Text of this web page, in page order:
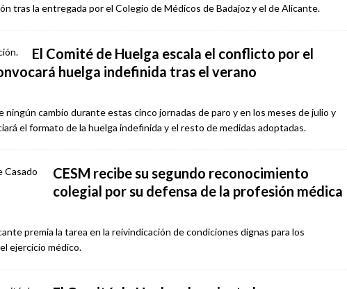
tras la entregada por el Colegio de Médicos de Badajoz y el de Alicante.
El Comité de Huelga escala el conflicto por el
huelga indefinida tras el verano
ningún cambio durante estas cinco jornadas de paro y en los meses de julio y
el formato de la huelga indefinida y el resto de medidas adoptadas.
CESM recibe su segundo reconocimiento
colegial por su defensa de la profesión médica
premia la tarea en la reivindicación de condiciones dignas para los
ejercicio médico.